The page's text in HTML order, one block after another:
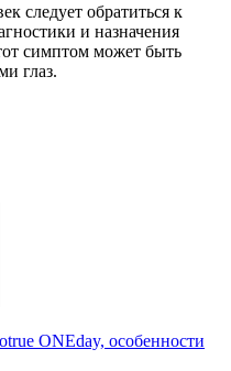
следует обратиться к
и назначения
симптом может быть
глаз.
ONEday, особенности